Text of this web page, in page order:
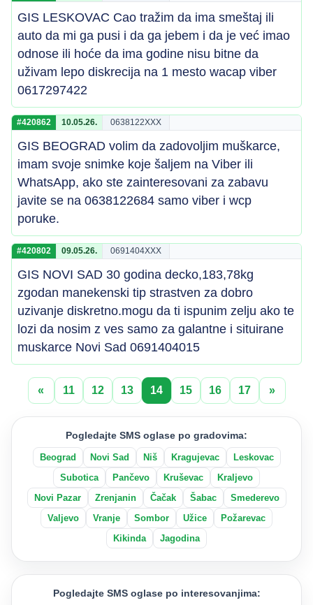
GIS LESKOVAC Cao tražim da ima smeštaj ili
auto da mi ga pusi i da ga jebem i da je već imao
odnose ili hoće da ima godine nisu bitne da
uživam lepo diskrecija na 1 mesto wacap viber
0617297422
#420862 10.05.26. 0638122XXX
GIS BEOGRAD volim da zadovoljim muškarce,
imam svoje snimke koje šaljem na Viber ili
WhatsApp, ako ste zainteresovani za zabavu
javite se na 0638122684 samo viber i wcp
poruke.
#420802 09.05.26. 0691404XXX
GIS NOVI SAD 30 godina decko,183,78kg
zgodan manekenski tip strastven za dobro
uzivanje diskretno.mogu da ti ispunim zelju ako te
lozi da nosim z ves samo za galantne i situirane
muskarce Novi Sad 0691404015
« 11 12 13 14 15 16 17 »
Pogledajte SMS oglase po gradovima:
Beograd Novi Sad Niš Kragujevac
Leskovac
Subotica
Pančevo Kruševac
Kraljevo
Novi Pazar
Zrenjanin Čačak Šabac
Smederevo
Valjevo
Vranje Sombor Užice
Požarevac
Kikinda
Jagodina
Pogledajte SMS oglase po interesovanjima: